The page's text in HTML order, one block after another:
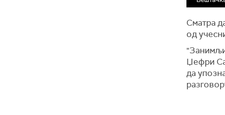
Сматра
од
Џефри
да